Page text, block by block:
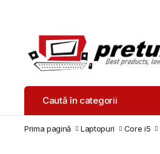
Caută în categorii
Prima pagină Laptopuri Core i5